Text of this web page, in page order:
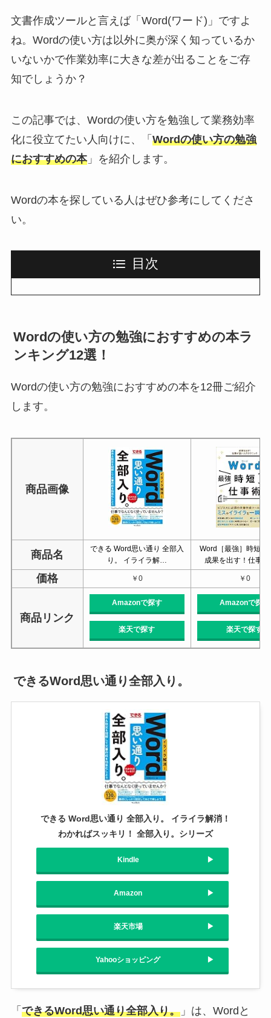
文書作成ツールと言えば「Word(ワード)」ですよ
ね。Wordの使い方は以外に奥が深く知っているか
いないかで作業効率に大きな差が出ることをご存
知でしょうか？
この記事では、Wordの使い方を勉強して業務効率
化に役立てたい人向けに、「 Wordの使い方の勉強
におすすめの本」を紹介します。
Wordの本を探している人はぜひ参考にしてくださ
い。
目次
Wordの使い方の勉強におすすめの本ラ
ンキング12選！
Wordの使い方の勉強におすすめの本を12冊ご紹介
します。
商品画像
商品名
できる Word思い通り 全部入
り。 イライラ解…
Word［最強］時短
成果を出す！仕事
価格 ￥0 ￥0
商品リンク
Amazonで探す
楽天で探す
Amazonで探す
楽天で探す
できるWord思い通り全部入り。
できる Word思い通り 全部入り。 イライラ解消！
わかればスッキリ！ 全部入り。シリーズ
Kindle
Amazon
楽天市場
Yahooショッピング
「 できるWord思い通り全部入り。」は、Wordと